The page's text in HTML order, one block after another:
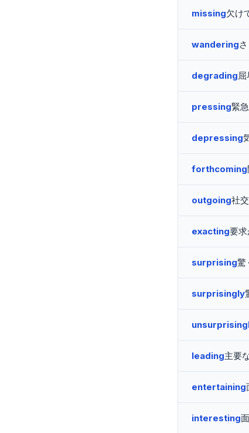
missing欠け
wandering
degrading
pressing緊
depressing
forthcoming
outgoing社
exacting要
surprising驚
surprisingly
leading主要
entertaining
interesting